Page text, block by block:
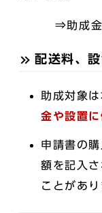
⇒助成金額
配送料、
助成対象
金や設置
申請書の
額を記入
ことがあり